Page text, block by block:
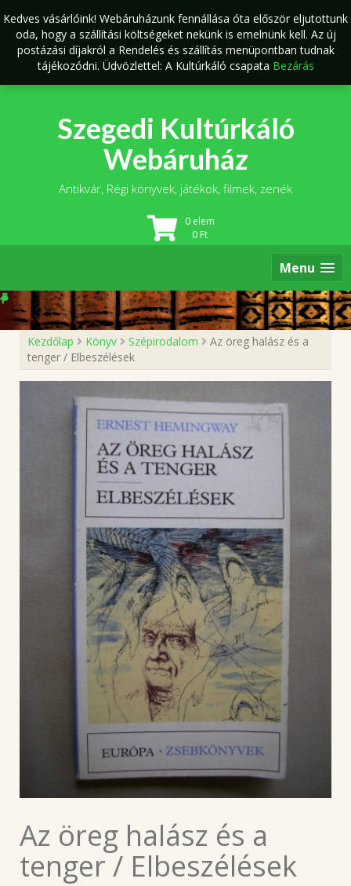
to
content
Szegedi Kultúrkáló
Webáruház
Antikvár, Régi könyvek, játékok, filmek, zenék
0 elem
0 Ft
Menu
Kezdőlap Könyv Szépirodalom
Az öreg halász és a
tenger / Elbeszélések
Az öreg halász és a
tenger / Elbeszélések
Kedves vásárlóink! Webáruházunk fennállása óta először eljutottunk
oda, hogy a szállítási költségeket nekünk is emelnünk kell. Az új
postázási díjakról a Rendelés és szállítás menüpontban tudnak
tájékozódni. Üdvözlettel: A Kultúrkáló csapata Bezárás